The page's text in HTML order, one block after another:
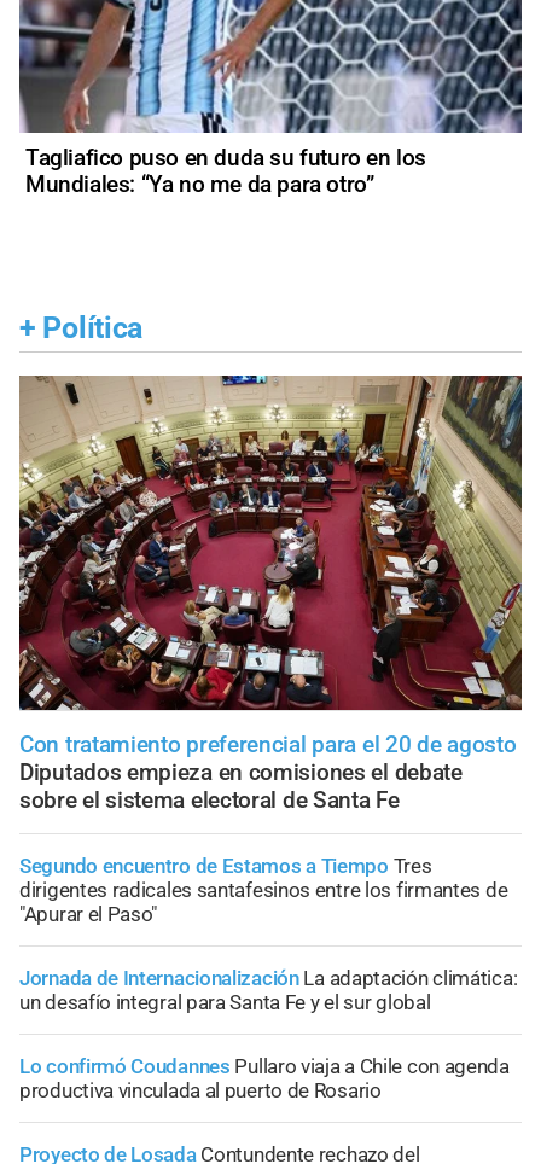
Tagliafico puso en duda su futuro en los
Mundiales: “Ya no me da para otro”
+ Política
Con tratamiento preferencial para el 20 de agosto
Diputados empieza en comisiones el debate
sobre el sistema electoral de Santa Fe
Segundo encuentro de Estamos a Tiempo Tres
dirigentes radicales santafesinos entre los firmantes de
"Apurar el Paso"
Jornada de Internacionalización La adaptación climática:
un desafío integral para Santa Fe y el sur global
Lo confirmó Coudannes Pullaro viaja a Chile con agenda
productiva vinculada al puerto de Rosario
Proyecto de Losada Contundente rechazo del